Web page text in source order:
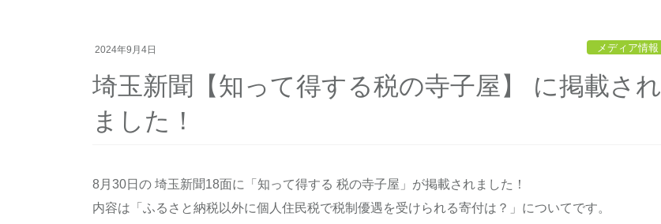
2024年9月4日 メディア情報
埼玉新聞【知って得する税の寺子屋】 に掲載され
ました！
8月30日の 埼玉新聞18面に「知って得する 税の寺子屋」が掲載されました！
内容は「ふるさと納税以外に個人住民税で税制優遇を受けられる寄付は？」についてです。